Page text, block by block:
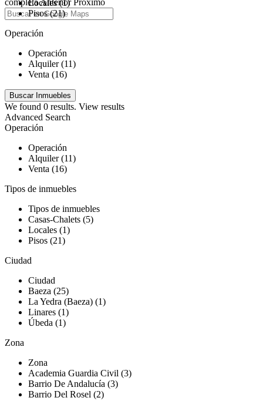
completaAnterior Próximo
Locales (1)
Pisos (21)
Operación
Operación
Alquiler (11)
Venta (16)
We found 0 results. View results
Advanced Search
Operación
Operación
Alquiler (11)
Venta (16)
Tipos de inmuebles
Tipos de inmuebles
Casas-Chalets (5)
Locales (1)
Pisos (21)
Ciudad
Ciudad
Baeza (25)
La Yedra (Baeza) (1)
Linares (1)
Úbeda (1)
Zona
Zona
Academia Guardia Civil (3)
Barrio De Andalucía (3)
Barrio Del Rosel (2)